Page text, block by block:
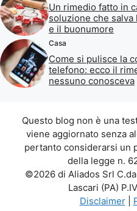
Un rimedio fatto in
soluzione che salva
e il buonumore
Casa
Come si pulisce la
telefono: ecco il
nessuno conosceva
Questo blog non è una
viene aggiornato senza
pertanto considerarsi un
della legge n.
©2026 di Aliados Srl
Lascari (PA)
Disclaimer|